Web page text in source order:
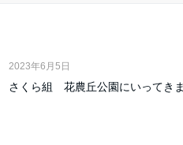
2023年6月5日
さくら組 花農丘公園にいってきま